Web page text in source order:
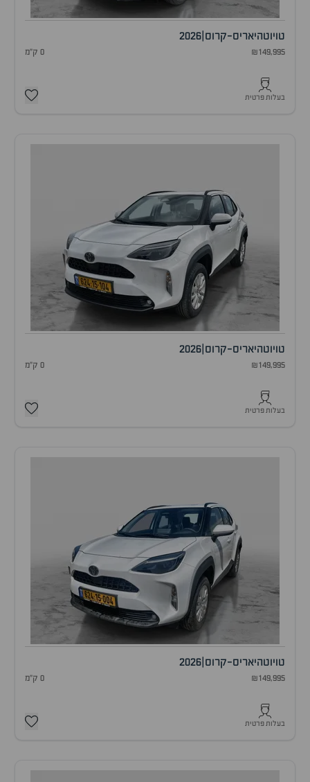
טויוטהיאריס-קרוס 2026
₪149,995 0 ק"מ
בעלות פרטית
טויוטהיאריס-קרוס 2026
₪149,995 0 ק"מ
בעלות פרטית
טויוטהיאריס-קרוס 2026
₪149,995 0 ק"מ
בעלות פרטית